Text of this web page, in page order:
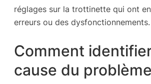
réglages sur la trottinette qui ont
erreurs ou des dysfonctionnements.
Comment
cause du